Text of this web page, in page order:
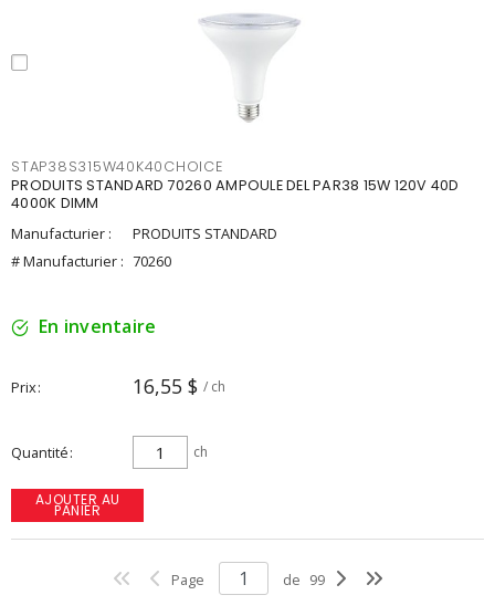
STAP38S315W40K40CHOICE
PRODUITS STANDARD 70260 AMPOULE DEL PAR38 15W 120V 40D
4000K DIMM
Manufacturier :
PRODUITS STANDARD
# Manufacturier : 70260
En inventaire
Prix 16,55 $ / ch
Quantité ch
AJOUTER AU
PANIER
Page de 99